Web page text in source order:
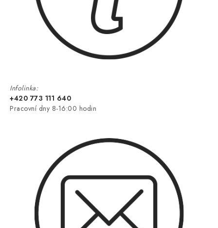
Infolinka:
+420 773 111 640
Pracovní dny 8-16:00 hodin